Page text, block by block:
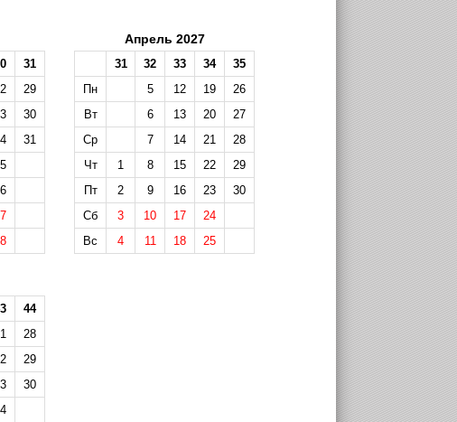
31
29
30
31
Апрель 2027
31 32 33 34
35
Пн
5 12 19
26
Вт
6 13 20
27
Ср
7 14 21
28
Чт
1 8 15 22
29
Пт
2 9 16 23
30
Сб
3 10 17
24
Вс
4 11 18 25
44
28
29
30